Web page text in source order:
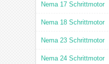
Nema 17 Schrittmotor
Nema 18 Schrittmotor
Nema 23 Schrittmotor
Nema 24 Schrittmotor